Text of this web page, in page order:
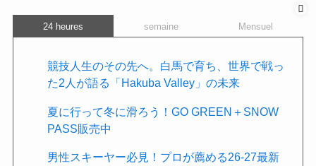
24 heures semaine Mensuel
競技人生のその先へ。白馬で育ち、世界で戦っ
た2人が語る「Hakuba Valley」の未来
夏に行って冬に滑ろう！GO GREEN＋SNOW
PASS販売中
男性スキーヤー必見！プロが薦める26-27最新